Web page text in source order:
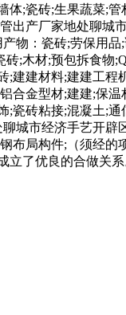
体;瓷砖;生果蔬菜;
出产厂家地处聊
物：瓷砖;劳保用
;木材;预包拆食物
;建建材料;建建工
合金型材;建建;保
;瓷砖粘接;混凝土;
城市经济手艺开
布局构件;（须经
立了优良的合做关